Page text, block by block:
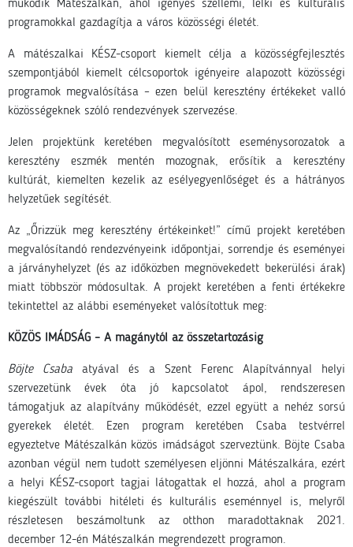
működik Mátészalkán, ahol igényes szellemi, lelki és kulturális
programokkal gazdagítja a város közösségi életét.
A mátészalkai KÉSZ-csoport kiemelt célja a közösségfejlesztés
szempontjából kiemelt célcsoportok igényeire alapozott közösségi
programok megvalósítása – ezen belül keresztény értékeket valló
közösségeknek szóló rendezvények szervezése.
Jelen projektünk keretében megvalósított eseménysorozatok a
keresztény eszmék mentén mozognak, erősítik a keresztény
kultúrát, kiemelten kezelik az esélyegyenlőséget és a hátrányos
helyzetűek segítését.
Az „Őrizzük meg keresztény értékeinket!” című projekt keretében
megvalósítandó rendezvényeink időpontjai, sorrendje és eseményei
a járványhelyzet (és az időközben megnövekedett bekerülési árak)
miatt többször módosultak. A projekt keretében a fenti értékekre
tekintettel az alábbi eseményeket valósítottuk meg:
KÖZÖS IMÁDSÁG – A magánytól az összetartozásig
Böjte Csaba atyával és a Szent Ferenc Alapítvánnyal helyi
szervezetünk évek óta jó kapcsolatot ápol, rendszeresen
támogatjuk az alapítvány működését, ezzel együtt a nehéz sorsú
gyerekek életét. Ezen program keretében Csaba testvérrel
egyeztetve Mátészalkán közös imádságot szerveztünk. Böjte Csaba
azonban végül nem tudott személyesen eljönni Mátészalkára, ezért
a helyi KÉSZ-csoport tagjai látogattak el hozzá, ahol a program
kiegészült további hitéleti és kulturális eseménnyel is, melyről
részletesen beszámoltunk az otthon maradottaknak 2021.
december 12-én Mátészalkán megrendezett programon.